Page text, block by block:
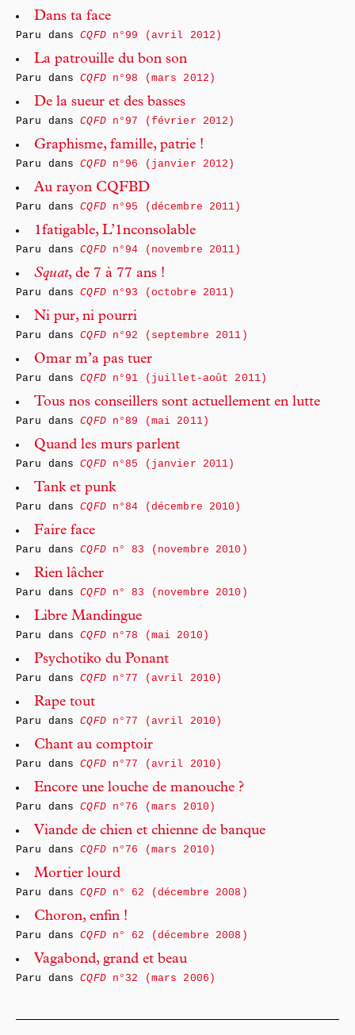
Dans ta face
Paru dansCQFDn°99 (avril 2012)
La patrouille du bon son
Paru dansCQFDn°98 (mars 2012)
De la sueur et des basses
Paru dansCQFDn°97 (février 2012)
Graphisme, famille, patrie !
Paru dansCQFDn°96 (janvier 2012)
Au rayon CQFBD
Paru dansCQFDn°95 (décembre 2011)
1fatigable, L’1nconsolable
Paru dansCQFDn°94 (novembre 2011)
Squat, de 7 à 77 ans !
Paru dansCQFDn°93 (octobre 2011)
Ni pur, ni pourri
Paru dansCQFDn°92 (septembre 2011)
Omar m’a pas tuer
Paru dansCQFDn°91 (juillet-août 2011)
Tous nos conseillers sont actuellement en lutte
Paru dansCQFDn°89 (mai 2011)
Quand les murs parlent
Paru dansCQFDn°85 (janvier 2011)
Tank et punk
Paru dansCQFDn°84 (décembre 2010)
Faire face
Paru dansCQFDn° 83 (novembre 2010)
Rien lâcher
Paru dansCQFDn° 83 (novembre 2010)
Libre Mandingue
Paru dansCQFDn°78 (mai 2010)
Psychotiko du Ponant
Paru dansCQFDn°77 (avril 2010)
Rape tout
Paru dansCQFDn°77 (avril 2010)
Chant au comptoir
Paru dansCQFDn°77 (avril 2010)
Encore une louche de manouche ?
Paru dansCQFDn°76 (mars 2010)
Viande de chien et chienne de banque
Paru dansCQFDn°76 (mars 2010)
Mortier lourd
Paru dansCQFDn° 62 (décembre 2008)
Choron, enfin !
Paru dansCQFDn° 62 (décembre 2008)
Vagabond, grand et beau
Paru dansCQFDn°32 (mars 2006)